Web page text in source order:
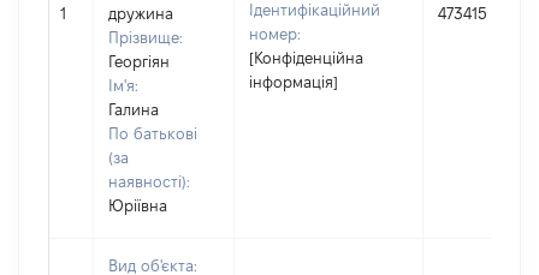
1
дружина
Прізвище:
Георгіян
Ім'я:
Галина
По батькові
(за
наявності):
Юріївна
Ідентифікаційний
номер:
[Конфіденційна
інформація]
473415
Вид об'єкта: